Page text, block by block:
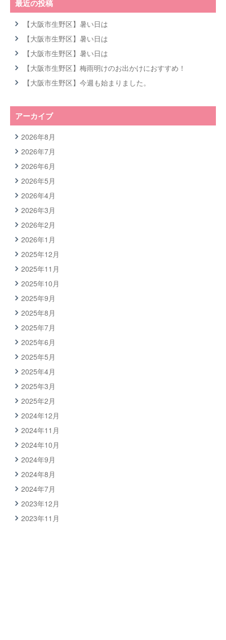
最近の投稿
【大阪市生野区】暑い日は
【大阪市生野区】暑い日は
【大阪市生野区】暑い日は
【大阪市生野区】梅雨明けのお出かけにおすすめ！
【大阪市生野区】今週も始まりました。
アーカイブ
2026年8月
2026年7月
2026年6月
2026年5月
2026年4月
2026年3月
2026年2月
2026年1月
2025年12月
2025年11月
2025年10月
2025年9月
2025年8月
2025年7月
2025年6月
2025年5月
2025年4月
2025年3月
2025年2月
2024年12月
2024年11月
2024年10月
2024年9月
2024年8月
2024年7月
2023年12月
2023年11月